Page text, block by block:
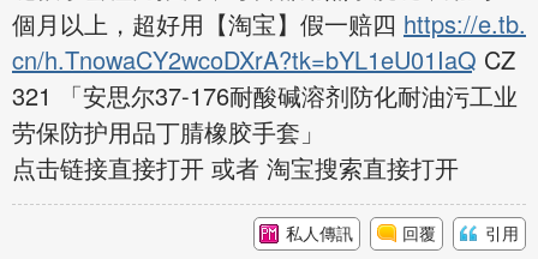
個月以上，超好用【淘宝】假一赔四 https://e.tb.
cn/h.TnowaCY2wcoDXrA?tk=bYL1eU01IaQ CZ
321 「安思尔37-176耐酸碱溶剂防化耐油污工业
劳保防护用品丁腈橡胶手套」
点击链接直接打开 或者 淘宝搜索直接打开
私人傳訊 回覆 引用